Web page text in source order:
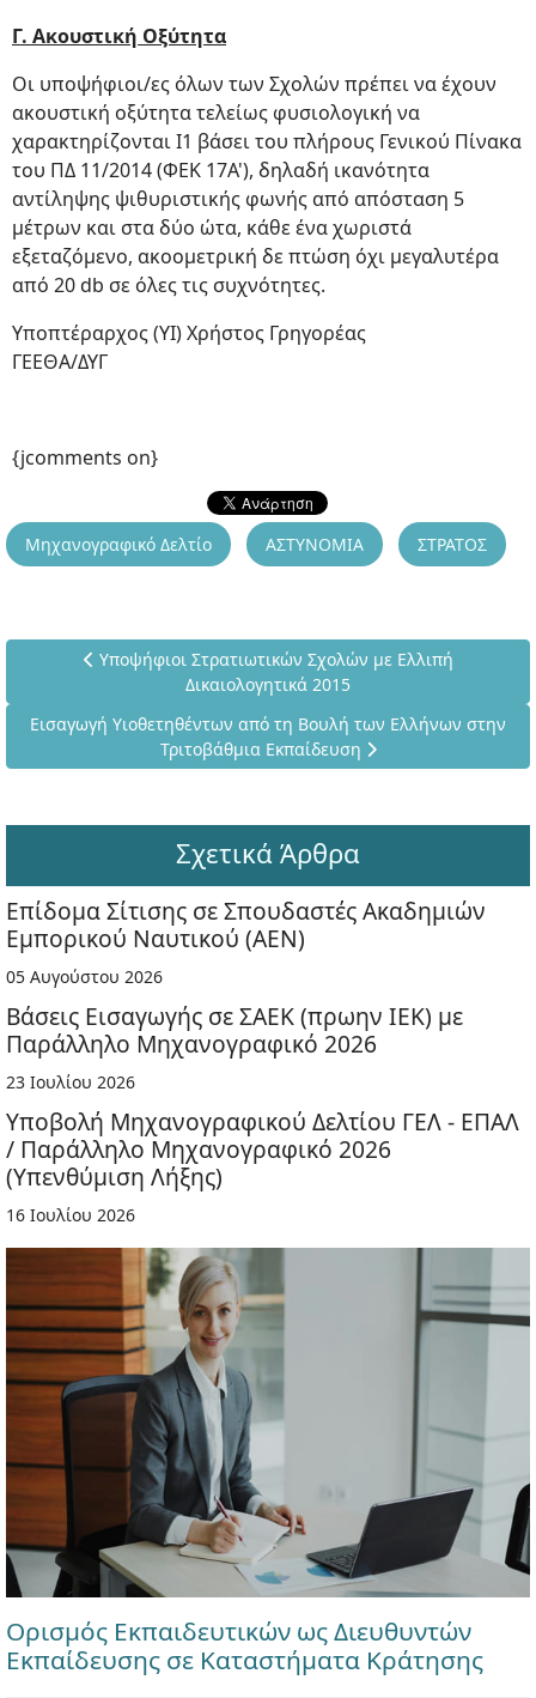
Γ. Ακουστική Οξύτητα
Οι υποψήφιοι/ες όλων των Σχολών πρέπει να έχουν
ακουστική οξύτητα τελείως φυσιολογική να
χαρακτηρίζονται Ι1 βάσει του πλήρους Γενικού Πίνακα
του ΠΔ 11/2014 (ΦΕΚ 17Α'), δηλαδή ικανότητα
αντίληψης ψιθυριστικής φωνής από απόσταση 5
μέτρων και στα δύο ώτα, κάθε ένα χωριστά
εξεταζόμενο, ακοομετρική δε πτώση όχι μεγαλυτέρα
από 20 db σε όλες τις συχνότητες.
Υποπτέραρχος (ΥΙ) Χρήστος Γρηγορέας
ΓΕΕΘΑ/ΔΥΓ
{jcomments on}
Μηχανογραφικό Δελτίο ΑΣΤΥΝΟΜΙΑ ΣΤΡΑΤΟΣ
Προηγούμενο άρθρο: Υποψήφιοι Στρατιωτικών Σχολών
Υποψήφιοι Στρατιωτικών Σχολών με Ελλιπή
Δικαιολογητικά 2015
Επόμενο άρθρο: Εισαγωγή Υιοθετηθέντων από τη Βουλή των
Εισαγωγή Υιοθετηθέντων από τη Βουλή των Ελλήνων στην
Τριτοβάθμια Εκπαίδευση
Σχετικά Άρθρα
Επίδομα Σίτισης σε Σπουδαστές Ακαδημιών
Εμπορικού Ναυτικού (ΑΕΝ)
05 Αυγούστου 2026
Βάσεις Εισαγωγής σε ΣΑΕΚ (πρωην ΙΕΚ) με
Παράλληλο Μηχανογραφικό 2026
23 Ιουλίου 2026
Υποβολή Μηχανογραφικού Δελτίου ΓΕΛ - ΕΠΑΛ
/ Παράλληλο Μηχανογραφικό 2026
(Υπενθύμιση Λήξης)
16 Ιουλίου 2026
Ορισμός Εκπαιδευτικών ως Διευθυντών
Εκπαίδευσης σε Καταστήματα Κράτησης